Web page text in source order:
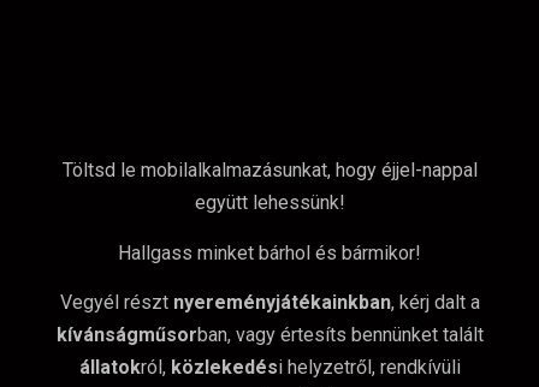
Töltsd le mobilalkalmazásunkat, hogy éjjel-nappal
együtt lehessünk!
Hallgass minket bárhol és bármikor!
Vegyél részt nyereményjátékainkban, kérj dalt a
kívánságműsorban, vagy értesíts bennünket talált
állatokról, közlekedési helyzetről, rendkívüli